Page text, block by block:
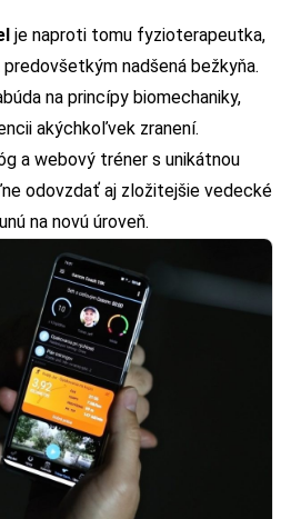
je naproti tomu fyzioterapeutka,
nadšená bežkyňa.
na princípy biomechaniky,
akýchkoľvek zranení.
a webový tréner s unikátnou
odovzdať aj zložitejšie vedecké
na novú úroveň.